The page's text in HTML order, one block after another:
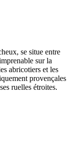
se situe entre
sur la
abricotiers et les
provençales
ruelles étroites.